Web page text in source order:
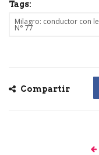
Tags:
Milagro: conductor con
N° 77
Compartir